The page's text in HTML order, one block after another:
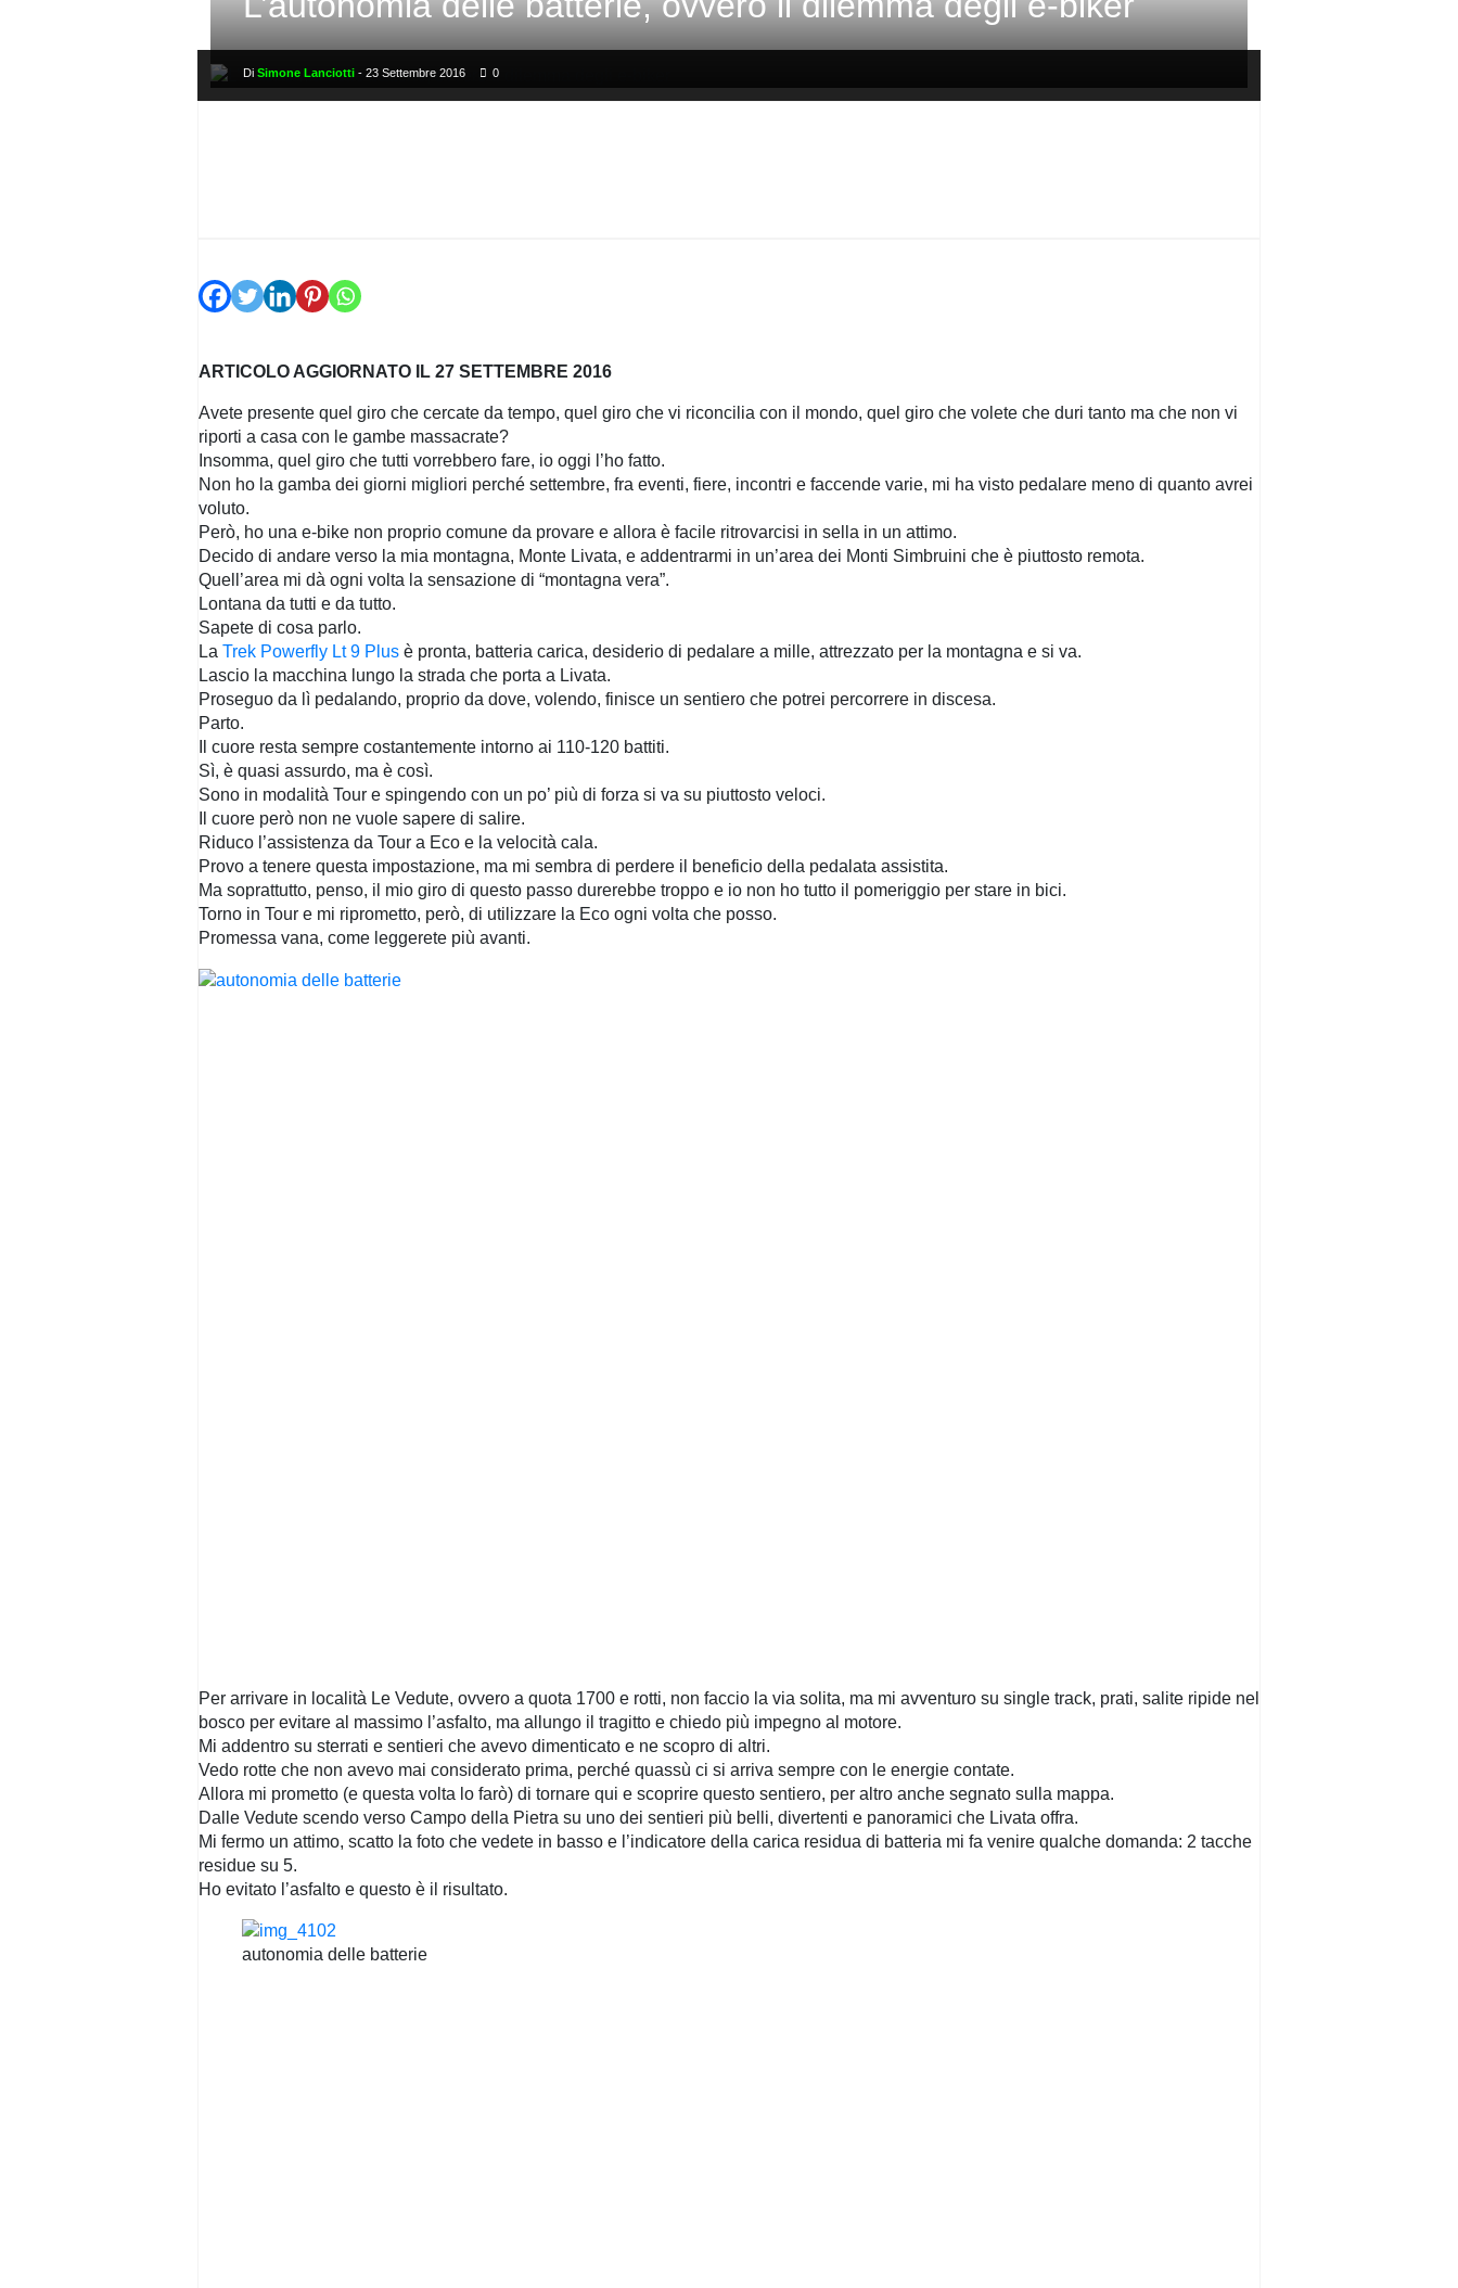
Di Simone Lanciotti - 23 Settembre 2016 0
ARTICOLO AGGIORNATO IL 27 SETTEMBRE 2016
Avete presente quel giro che cercate da tempo, quel giro che vi riconcilia con il mondo, quel giro che volete che duri tanto ma che non vi
riporti a casa con le gambe massacrate?
Insomma, quel giro che tutti vorrebbero fare, io oggi l’ho fatto.
Non ho la gamba dei giorni migliori perché settembre, fra eventi, fiere, incontri e faccende varie, mi ha visto pedalare meno di quanto avrei
voluto.
Però, ho una e-bike non proprio comune da provare e allora è facile ritrovarcisi in sella in un attimo.
Decido di andare verso la mia montagna, Monte Livata, e addentrarmi in un’area dei Monti Simbruini che è piuttosto remota.
Quell’area mi dà ogni volta la sensazione di “montagna vera”.
Lontana da tutti e da tutto.
Sapete di cosa parlo.
La Trek Powerfly Lt 9 Plus è pronta, batteria carica, desiderio di pedalare a mille, attrezzato per la montagna e si va.
Lascio la macchina lungo la strada che porta a Livata.
Proseguo da lì pedalando, proprio da dove, volendo, finisce un sentiero che potrei percorrere in discesa.
Parto.
Il cuore resta sempre costantemente intorno ai 110-120 battiti.
Sì, è quasi assurdo, ma è così.
Sono in modalità Tour e spingendo con un po’ più di forza si va su piuttosto veloci.
Il cuore però non ne vuole sapere di salire.
Riduco l’assistenza da Tour a Eco e la velocità cala.
Provo a tenere questa impostazione, ma mi sembra di perdere il beneficio della pedalata assistita.
Ma soprattutto, penso, il mio giro di questo passo durerebbe troppo e io non ho tutto il pomeriggio per stare in bici.
Torno in Tour e mi riprometto, però, di utilizzare la Eco ogni volta che posso.
Promessa vana, come leggerete più avanti.
Per arrivare in località Le Vedute, ovvero a quota 1700 e rotti, non faccio la via solita, ma mi avventuro su single track, prati, salite ripide nel
bosco per evitare al massimo l’asfalto, ma allungo il tragitto e chiedo più impegno al motore.
Mi addentro su sterrati e sentieri che avevo dimenticato e ne scopro di altri.
Vedo rotte che non avevo mai considerato prima, perché quassù ci si arriva sempre con le energie contate.
Allora mi prometto (e questa volta lo farò) di tornare qui e scoprire questo sentiero, per altro anche segnato sulla mappa.
Dalle Vedute scendo verso Campo della Pietra su uno dei sentieri più belli, divertenti e panoramici che Livata offra.
Mi fermo un attimo, scatto la foto che vedete in basso e l’indicatore della carica residua di batteria mi fa venire qualche domanda: 2 tacche
residue su 5.
Ho evitato l’asfalto e questo è il risultato.
autonomia delle batterie